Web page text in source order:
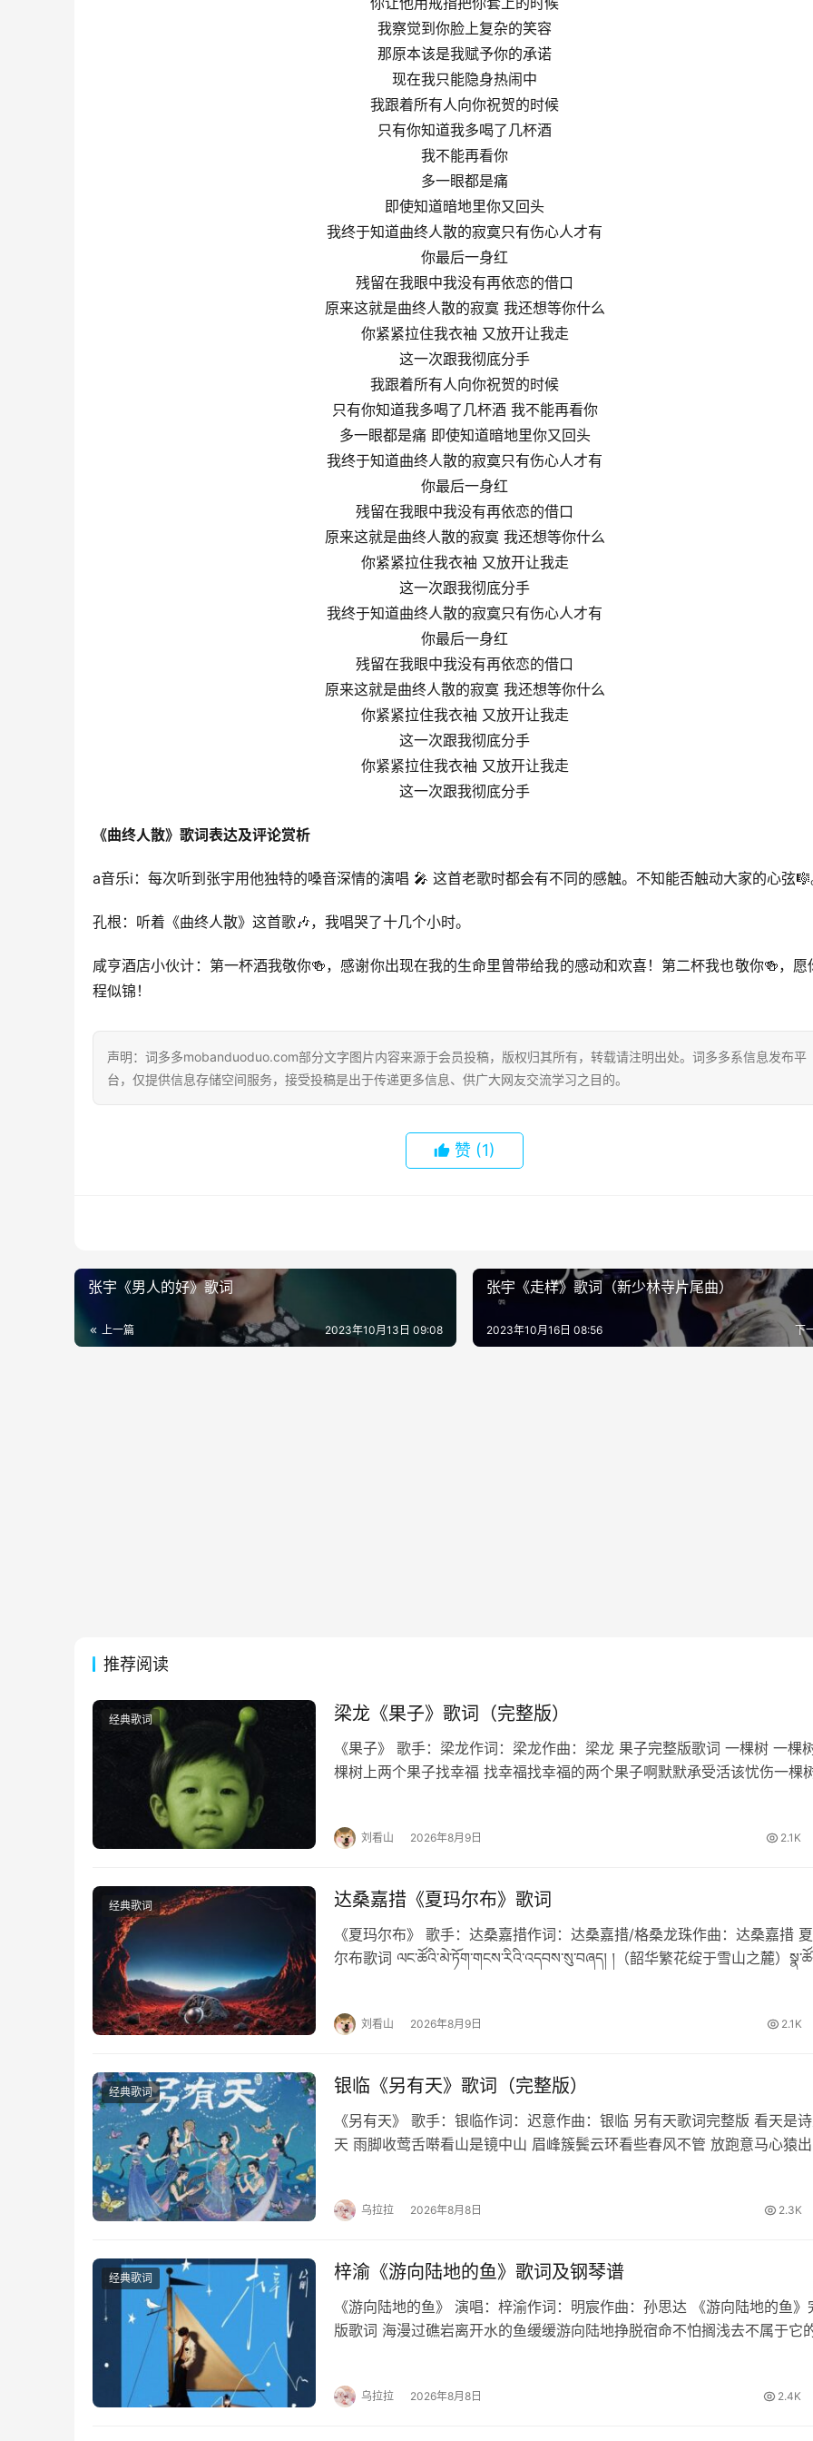
我察觉到你脸上复杂的笑容
那原本该是我赋予你的承诺
现在我只能隐身热闹中
我跟着所有人向你祝贺的时候
只有你知道我多喝了几杯酒
我不能再看你
多一眼都是痛
即使知道暗地里你又回头
我终于知道曲终人散的寂寞只有伤心人才有
你最后一身红
残留在我眼中我没有再依恋的借口
原来这就是曲终人散的寂寞 我还想等你什么
你紧紧拉住我衣袖 又放开让我走
这一次跟我彻底分手
我跟着所有人向你祝贺的时候
只有你知道我多喝了几杯酒 我不能再看你
多一眼都是痛 即使知道暗地里你又回头
我终于知道曲终人散的寂寞只有伤心人才有
你最后一身红
残留在我眼中我没有再依恋的借口
原来这就是曲终人散的寂寞 我还想等你什么
你紧紧拉住我衣袖 又放开让我走
这一次跟我彻底分手
我终于知道曲终人散的寂寞只有伤心人才有
你最后一身红
残留在我眼中我没有再依恋的借口
原来这就是曲终人散的寂寞 我还想等你什么
你紧紧拉住我衣袖 又放开让我走
这一次跟我彻底分手
你紧紧拉住我衣袖 又放开让我走
这一次跟我彻底分手
《曲终人散》歌词表达及评论赏析
a音乐i：每次听到张宇用他独特的嗓音深情的演唱 🎤 这首老歌时都会有不同的感触。不知能否触动大家的心弦
孔根：听着《曲终人散》这首歌🎶，我唱哭了十几个小时。
咸亨酒店小伙计：第一杯酒我敬你🍻，感谢你出现在我的生命里曾带给我的感动和欢喜！第二杯我也敬你🍻，愿
程似锦！
声明：词多多mobanduoduo.com部分文字图片内容来源于会员投稿，版权归其所有，转载请注明出处。词多多系信息发布平
台，仅提供信息存储空间服务，接受投稿是出于传递更多信息、供广大网友交流学习之目的。
赞 (1)
张宇《男人的好》歌词
上一篇 2023年10月13日 09:08
张宇《走样》歌词（新少林寺片尾曲）
下
2023年10月16日 08:56
推荐阅读
经典歌词 梁龙《果子》歌词（完整版）
《果子》 歌手：梁龙作词：梁龙作曲：梁龙 果子完整版歌词 一棵树 一棵
棵树上两个果子找幸福 找幸福找幸福的两个果子啊默默承受活该忧伤一棵
刘看山 2026年8月9日 2.1K
经典歌词 达桑嘉措《夏玛尔布》歌词
《夏玛尔布》 歌手：达桑嘉措作词：达桑嘉措/格桑龙珠作曲：达桑嘉措
尔布歌词 ལང་ཚོའི་མེ་ཏོག་གངས་རིའི་འདབས་སུ་བཞད། །（韶华繁花绽于雪山之麓）
刘看山 2026年8月9日 2.1K
经典歌词 银临《另有天》歌词（完整版）
《另有天》 歌手：银临作词：迟意作曲：银临 另有天歌词完整版 看天是
天 雨脚收莺舌啭看山是镜中山 眉峰簇鬓云环看些春风不管 放跑意马心猿
乌拉拉 2026年8月8日 2.3K
经典歌词 梓渝《游向陆地的鱼》歌词及钢琴谱
《游向陆地的鱼》 演唱：梓渝作词：明宸作曲：孙思达 《游向陆地的鱼》
版歌词 海漫过礁岩离开水的鱼缓缓游向陆地挣脱宿命不怕搁浅去不属于它
乌拉拉 2026年8月8日 2.4K